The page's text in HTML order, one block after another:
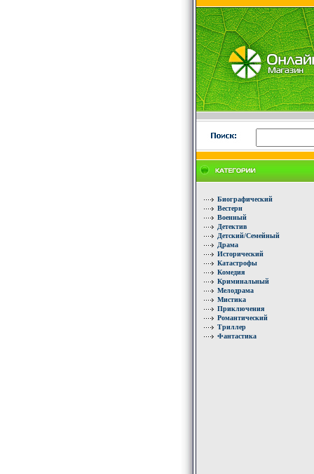
Биографический
Вестерн
Военный
Детектив
Детский/Семейный
Драма
Исторический
Катастрофы
Комедия
Криминальный
Мелодрама
Мистика
Приключения
Романтический
Триллер
Фантастика